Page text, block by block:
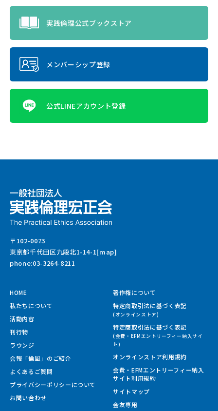
実践倫理公式ブックストア
メンバーシップ登録
公式LINEアカウント登録
〒102-0073
東京都千代田区九段北1-14-1[map]
phone:03-3264-8211
HOME
私たちについて
活動内容
刊行物
ラウンジ
会報「倫風」のご紹介
よくあるご質問
プライバシーポリシーについて
お問い合わせ
著作権について
特定商取引法に基づく表記
(オンラインストア)
特定商取引法に基づく表記
(会費・EFMエントリーフィー納入サイ
ト)
オンラインストア利用規約
会費・EFMエントリーフィー納入
サイト利用規約
サイトマップ
会友専用